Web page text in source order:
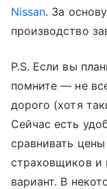
Nissan. За
производство
P.S. Если вы
помните — не
дорого (хотя
Сейчас есть
сравнивать
страховщиков и
вариант. В